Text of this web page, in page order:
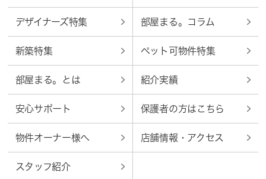
デザイナーズ特集 部屋まる。コラム
新築特集 ペット可物件特集
部屋まる。とは 紹介実績
安心サポート 保護者の方はこちら
物件オーナー様へ 店舗情報・アクセス
スタッフ紹介